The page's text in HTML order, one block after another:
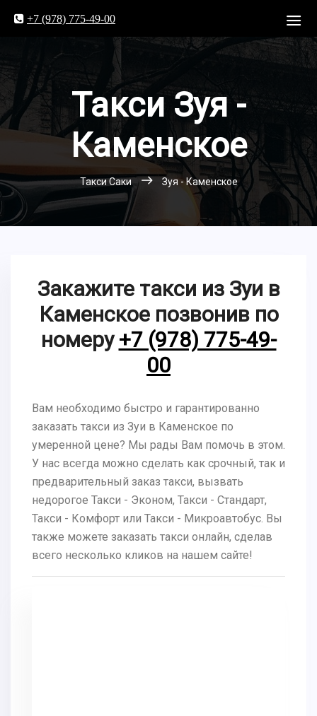
+7 (978) 775-49-00
Такси Зуя -
Каменское
Такси Саки Зуя - Каменское
Закажите такси из Зуи в
Каменское позвонив по
номеру +7 (978) 775-49-
00
Вам необходимо быстро и гарантированно
заказать такси из Зуи в Каменское по
умеренной цене? Мы рады Вам помочь в этом.
У нас всегда можно сделать как срочный, так и
предварительный заказ такси, вызвать
недорогое Такси - Эконом, Такси - Стандарт,
Такси - Комфорт или Такси - Микроавтобус. Вы
также можете заказать такси онлайн, сделав
всего несколько кликов на нашем сайте!